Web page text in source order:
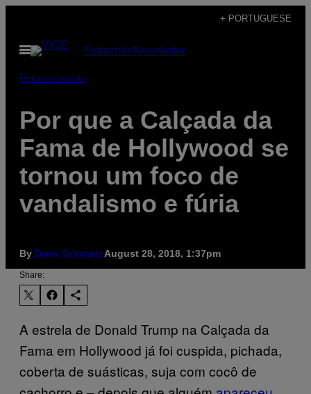
content
+ PORTUGUESE
Open
Menu
SubscribeNewsletter
Entretenimento
Por que a Calçada da
Fama de Hollywood se
tornou um foco de
vandalismo e fúria
By Drew SchwartzAugust 28, 2018, 1:37pm
Share:
A estrela de Donald Trump na Calçada da
Fama em Hollywood já foi cuspida, pichada,
coberta de suásticas, suja com cocô de